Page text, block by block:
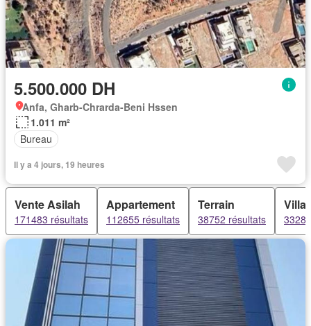
5.500.000 DH
Anfa, Gharb-Chrarda-Beni Hssen
1.011 m²
Bureau
Il y a 4 jours, 19 heures
Vente Asilah
171483 résultats
Appartement
112655 résultats
Terrain
38752 résultats
Villa